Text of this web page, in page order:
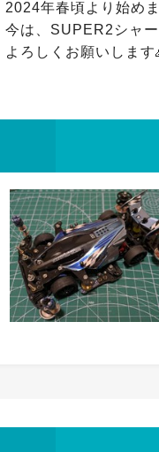
2024年春頃より始めま
今は、SUPER2シャ
よろしくお願いします